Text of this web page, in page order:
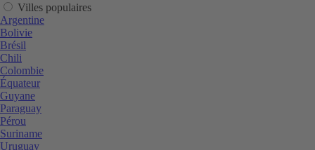
Villes populaires
Argentine
Bolivie
Brésil
Chili
Colombie
Équateur
Guyane
Paraguay
Pérou
Suriname
Uruguay